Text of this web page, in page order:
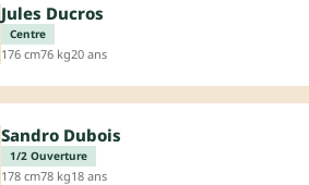
Jules Ducros
Centre
176 cm76 kg20 ans
Sandro Dubois
1/2 Ouverture
178 cm78 kg18 ans